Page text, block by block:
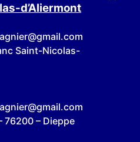
d’Aliermont
Saint-Nicolas-
76200 – Dieppe